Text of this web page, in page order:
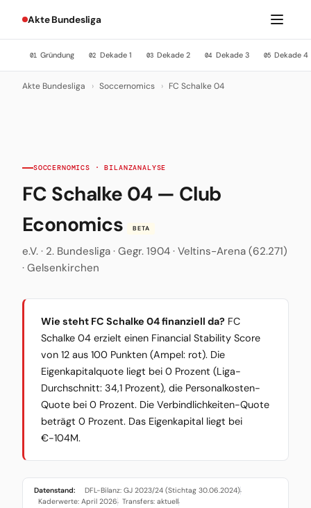
Akte Bundesliga
01 Gründung 02 Dekade 1 03 Dekade 2 04 Dekade 3 05 Dekade 4
Akte Bundesliga › Soccernomics › FC Schalke 04
SOCCERNOMICS · BILANZANALYSE
FC Schalke 04 — Club
Economics
BETA
e.V. · 2. Bundesliga · Gegr. 1904 · Veltins-Arena (62.271)
· Gelsenkirchen
Wie steht FC Schalke 04 finanziell da? FC
Schalke 04 erzielt einen Financial Stability Score
von 12 aus 100 Punkten (Ampel: rot). Die
Eigenkapitalquote liegt bei 0 Prozent (Liga-
Durchschnitt: 34,1 Prozent), die Personalkosten-
Quote bei 0 Prozent. Die Verbindlichkeiten-Quote
beträgt 0 Prozent. Das Eigenkapital liegt bei
€-104M.
Datenstand: DFL-Bilanz: GJ 2023/24 (Stichtag 30.06.2024)·
Kaderwerte: April 2026· Transfers: aktuell·